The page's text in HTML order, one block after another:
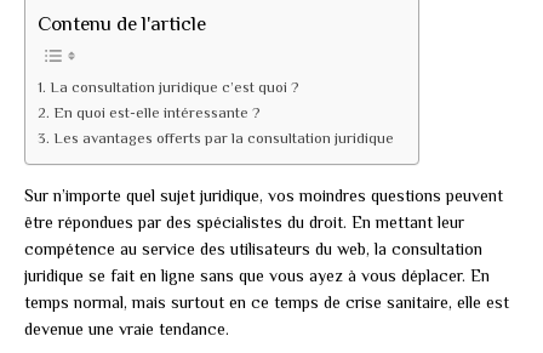
Contenu de l'article
La consultation juridique c’est quoi ?
En quoi est-elle intéressante ?
Les avantages offerts par la consultation juridique
Sur n’importe quel sujet juridique, vos moindres questions peuvent
être répondues par des spécialistes du droit. En mettant leur
compétence au service des utilisateurs du web, la consultation
juridique se fait en ligne sans que vous ayez à vous déplacer. En
temps normal, mais surtout en ce temps de crise sanitaire, elle est
devenue une vraie tendance.